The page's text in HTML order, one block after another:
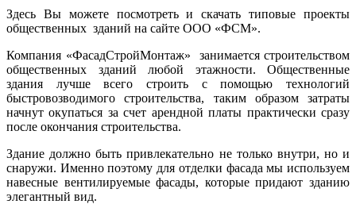
Здесь Вы можете посмотреть и скачать типовые проекты
общественных зданий на сайте ООО «ФСМ».
Компания «ФасадСтройМонтаж» занимается строительством
общественных зданий любой этажности. Общественные
здания лучше всего строить с помощью технологий
быстровозводимого строительства, таким образом затраты
начнут окупаться за счет арендной платы практически сразу
после окончания строительства.
Здание должно быть привлекательно не только внутри, но и
снаружи. Именно поэтому для отделки фасада мы используем
навесные вентилируемые фасады, которые придают зданию
элегантный вид.